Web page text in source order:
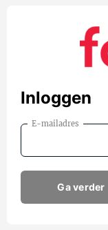
Inloggen
E-mailadres
Ga verder